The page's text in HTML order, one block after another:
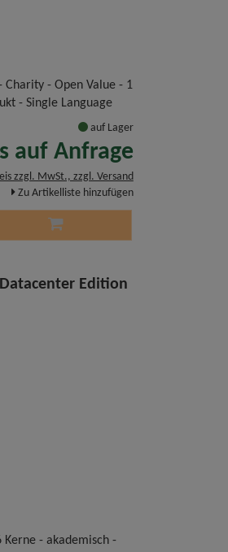
Charity - Open Value - 1
- Single Language
auf Lager
auf Anfrage
zzgl. MwSt., zzgl. Versand
Zu Artikelliste hinzufügen
Edition
Kerne - akademisch -